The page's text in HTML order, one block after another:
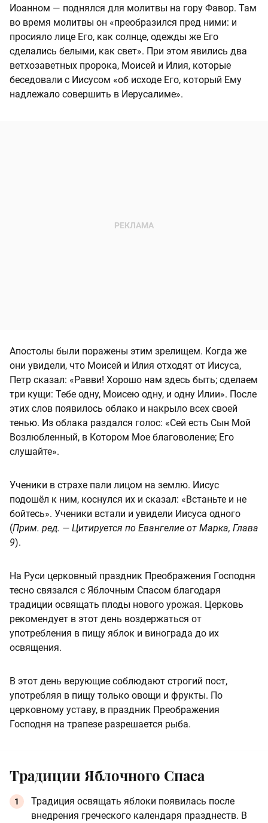
Иоанном — поднялся для молитвы на гору Фавор. Там
во время молитвы он «преобразился пред ними: и
просияло лице Его, как солнце, одежды же Его
сделались белыми, как свет». При этом явились два
ветхозаветных пророка, Моисей и Илия, которые
беседовали с Иисусом «об исходе Его, который Ему
надлежало совершить в Иерусалиме».
Апостолы были поражены этим зрелищем. Когда же
они увидели, что Моисей и Илия отходят от Иисуса,
Петр сказал: «Равви! Хорошо нам здесь быть; сделаем
три кущи: Тебе одну, Моисею одну, и одну Илии». После
этих слов появилось облако и накрыло всех своей
тенью. Из облака раздался голос: «Сей есть Сын Мой
Возлюбленный, в Котором Мое благоволение; Его
слушайте».
Ученики в страхе пали лицом на землю. Иисус
подошёл к ним, коснулся их и сказал: «Встаньте и не
бойтесь». Ученики встали и увидели Иисуса одного
(Прим. ред. — Цитируется по Евангелие от Марка, Глава
9).
На Руси церковный праздник Преображения Господня
тесно связался с Яблочным Спасом благодаря
традиции освящать плоды нового урожая. Церковь
рекомендует в этот день воздержаться от
употребления в пищу яблок и винограда до их
освящения.
В этот день верующие соблюдают строгий пост,
употребляя в пищу только овощи и фрукты. По
церковному уставу, в праздник Преображения
Господня на трапезе разрешается рыба.
Традиции Яблочного Спаса
Традиция освящать яблоки появилась после
внедрения греческого календаря празднеств. В